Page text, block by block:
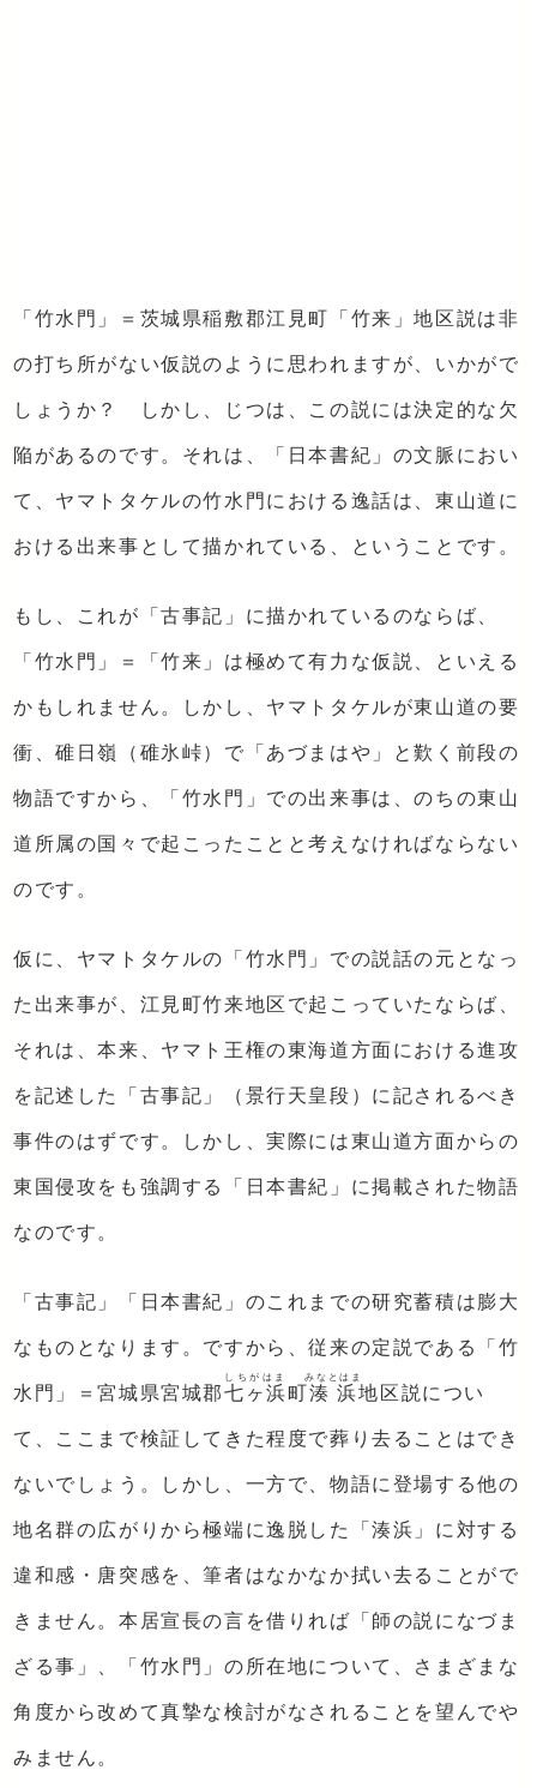
「竹水門」＝茨城県稲敷郡江見町「竹来」地区説は非
の打ち所がない仮説のように思われますが、いかがで
しょうか？ しかし、じつは、この説には決定的な欠
陥があるのです。それは、「日本書紀」の文脈におい
て、ヤマトタケルの竹水門における逸話は、東山道に
おける出来事として描かれている、ということです。
もし、これが「古事記」に描かれているのならば、
「竹水門」＝「竹来」は極めて有力な仮説、といえる
かもしれません。しかし、ヤマトタケルが東山道の要
衝、碓日嶺（碓氷峠）で「あづまはや」と歎く前段の
物語ですから、「竹水門」での出来事は、のちの東山
道所属の国々で起こったことと考えなければならない
のです。
仮に、ヤマトタケルの「竹水門」での説話の元となっ
た出来事が、江見町竹来地区で起こっていたならば、
それは、本来、ヤマト王権の東海道方面における進攻
を記述した「古事記」（景行天皇段）に記されるべき
事件のはずです。しかし、実際には東山道方面からの
東国侵攻をも強調する「日本書紀」に掲載された物語
なのです。
「古事記」「日本書紀」のこれまでの研究蓄積は膨大
なものとなります。ですから、従来の定説である「竹
水門」＝宮城県宮城郡七ヶ浜
しちがはま
町湊浜
みなとはま
地区説につい
て、ここまで検証してきた程度で葬り去ることはでき
ないでしょう。しかし、一方で、物語に登場する他の
地名群の広がりから極端に逸脱した「湊浜」に対する
違和感・唐突感を、筆者はなかなか拭い去ることがで
きません。本居宣長の言を借りれば「師の説になづま
ざる事」、「竹水門」の所在地について、さまざまな
角度から改めて真摯な検討がなされることを望んでや
みません。